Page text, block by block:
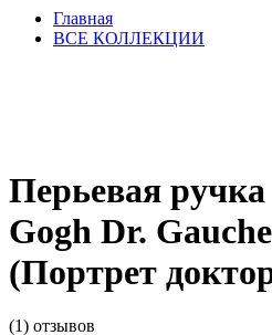
Главная
ВСЕ КОЛЛЕКЦИИ
Перьевая
Gogh Dr.
(Портрет
(1) отзывов